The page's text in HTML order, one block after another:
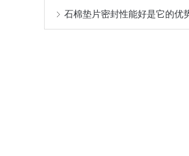
石棉垫片密封性能好是它的优